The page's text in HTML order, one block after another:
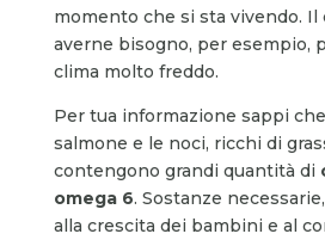
momento che si sta vivendo.
averne bisogno, per esempio,
clima molto freddo.
Per tua informazione sappi
salmone e le noci, ricchi di
contengono grandi quantità di
omega 6. Sostanze
alla crescita dei bambini e al